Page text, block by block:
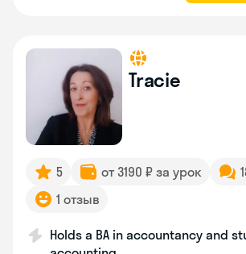
Tracie
5 от 3190 ₽ за урок
1 отзыв
Holds a BA in accountancy and